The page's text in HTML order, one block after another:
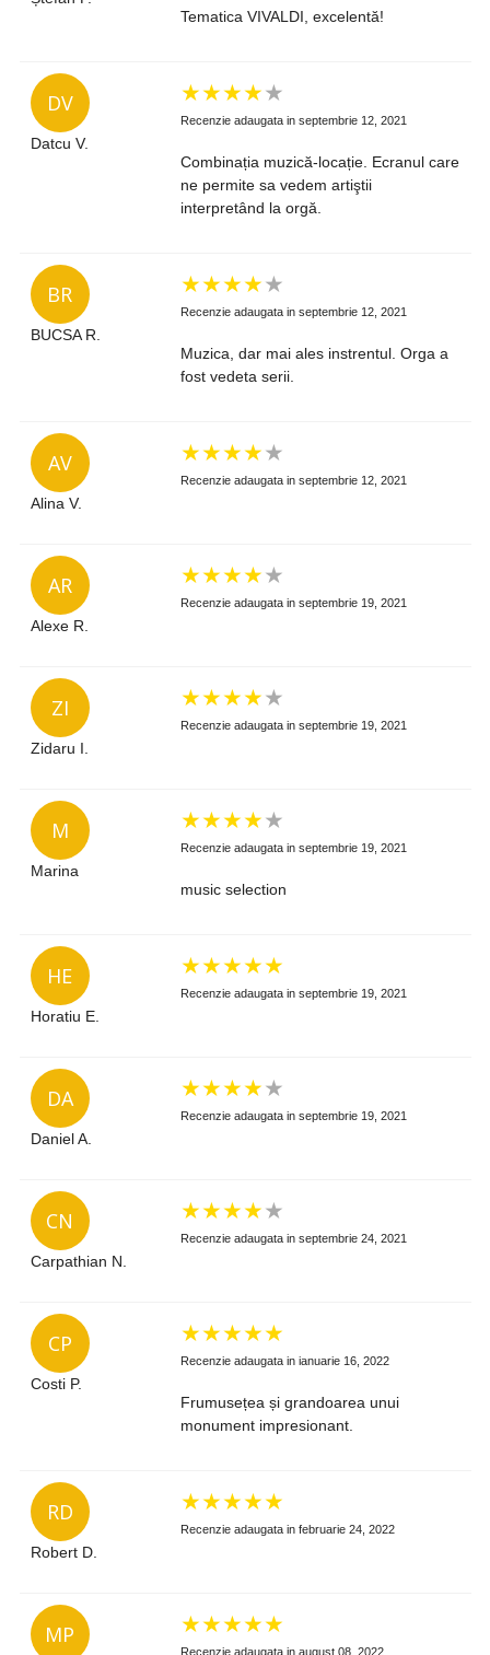
Tematica VIVALDI, excelentă!
DV
Datcu V.
★★★★★
Recenzie adaugata in septembrie 12, 2021
Combinația muzică-locație. Ecranul care
ne permite sa vedem artiştii
interpretând la orgă.
BR
BUCSA R.
★★★★★
Recenzie adaugata in septembrie 12, 2021
Muzica, dar mai ales instrentul. Orga a
fost vedeta serii.
AV
Alina V.
★★★★★
Recenzie adaugata in septembrie 12, 2021
AR
Alexe R.
★★★★★
Recenzie adaugata in septembrie 19, 2021
ZI
Zidaru I.
★★★★★
Recenzie adaugata in septembrie 19, 2021
M
Marina
★★★★★
Recenzie adaugata in septembrie 19, 2021
music selection
HE
Horatiu E.
★★★★★
Recenzie adaugata in septembrie 19, 2021
DA
Daniel A.
★★★★★
Recenzie adaugata in septembrie 19, 2021
CN
Carpathian N.
★★★★★
Recenzie adaugata in septembrie 24, 2021
CP
Costi P.
★★★★★
Recenzie adaugata in ianuarie 16, 2022
Frumusețea și grandoarea unui
monument impresionant.
RD
Robert D.
★★★★★
Recenzie adaugata in februarie 24, 2022
MP ★★★★★
Recenzie adaugata in august 08, 2022